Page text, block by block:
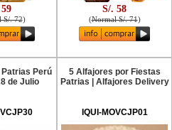
S/. 72)
S/. 58
(Normal S/. 71)
Perú
de Julio
5 Alfajores por Fiestas
Patrias | Alfajores Delivery
IQUI-MOVCJP01